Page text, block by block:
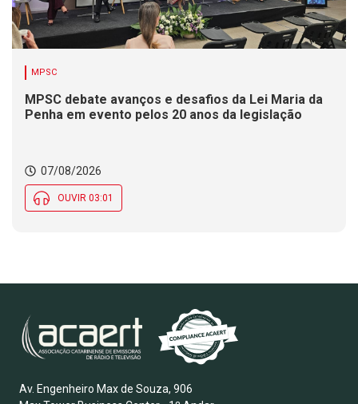
MPSC
MPSC debate avanços e desafios da Lei Maria da
Penha em evento pelos 20 anos da legislação
07/08/2026
OUVIR 03:01
Av. Engenheiro Max de Souza, 906